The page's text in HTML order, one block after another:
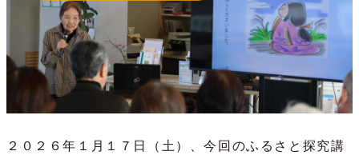
２０２６年１月１７日（土）、今回のふるさと探究講